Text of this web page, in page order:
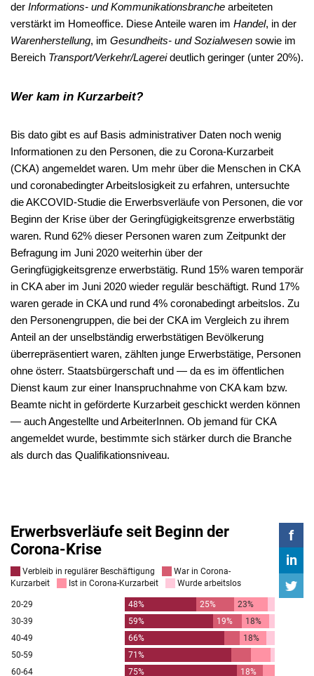
der Informations- und Kommunikationsbranche arbeiteten
verstärkt im Homeoffice. Diese Anteile waren im Handel, in der
Warenherstellung, im Gesundheits- und Sozialwesen sowie im
Bereich Transport/Verkehr/Lagereideutlich geringer (unter 20%).
Wer kam in Kurzarbeit?
Bis dato gibt es auf Basis administrativer Daten noch wenig
Informationen zu den Personen, die zu Corona-Kurzarbeit
(CKA) angemeldet waren. Um mehr über die Menschen in CKA
und coronabedingter Arbeitslosigkeit zu erfahren, untersuchte
die AKCOVID-Studie die Erwerbsverläufe von Personen, die vor
Beginn der Krise über der Geringfügigkeitsgrenze erwerbstätig
waren. Rund 62% dieser Personen waren zum Zeitpunkt der
Befragung im Juni 2020 weiterhin über der
Geringfügigkeitsgrenze erwerbstätig. Rund 15% waren temporär
in CKA aber im Juni 2020 wieder regulär beschäftigt. Rund 17%
waren gerade in CKA und rund 4% coronabedingt arbeitslos. Zu
den Personengruppen, die bei der CKA im Vergleich zu ihrem
Anteil an der unselbständig erwerbstätigen Bevölkerung
überrepräsentiert waren, zählten junge Erwerbstätige, Personen
ohne österr. Staatsbürgerschaft und — da es im öffentlichen
Dienst kaum zur einer Inanspruchnahme von CKA kam bzw.
Beamte nicht in geförderte Kurzarbeit geschickt werden können
— auch Angestellte und ArbeiterInnen. Ob jemand für CKA
angemeldet wurde, bestimmte sich stärker durch die Branche
als durch das Qualifikationsniveau.